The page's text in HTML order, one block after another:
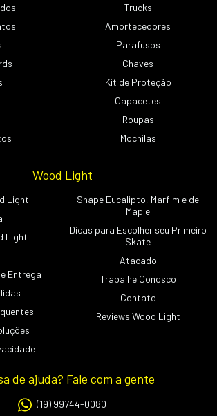
Trucks
Amortecedores
Parafusos
Chaves
Kit de Proteção
Capacetes
Roupas
Mochilas
Wood Light
Light
Light
Entrega
Shape Eucalipto, Marfim e de
Maple
Dicas para Escolher seu Primeiro
Skate
Atacado
Trabalhe Conosco
Contato
Reviews Wood Light
de ajuda? Fale com a gente
(19) 99744-0080